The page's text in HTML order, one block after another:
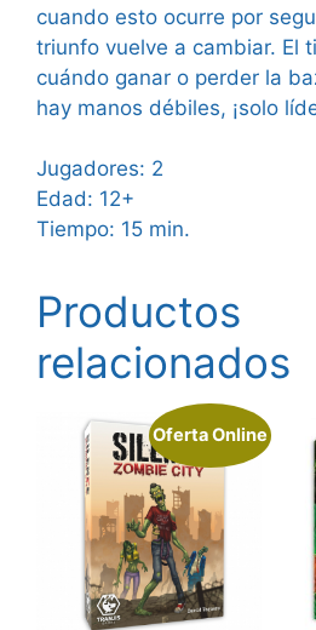
cuando esto ocurre por
triunfo vuelve a cambiar. El
cuándo ganar o perder la
hay manos débiles, ¡solo
Jugadores: 2
Edad: 12+
Tiempo: 15 min.
Productos
relacionados
Oferta Online